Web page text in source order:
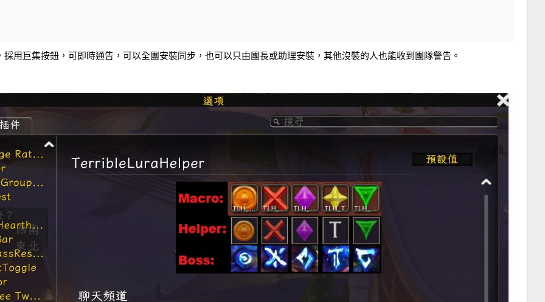
採用巨集按鈕，可即時通告，可以全團安裝同步，也可以只由團長或助理安裝，其他沒裝的人也能收到團隊警告。